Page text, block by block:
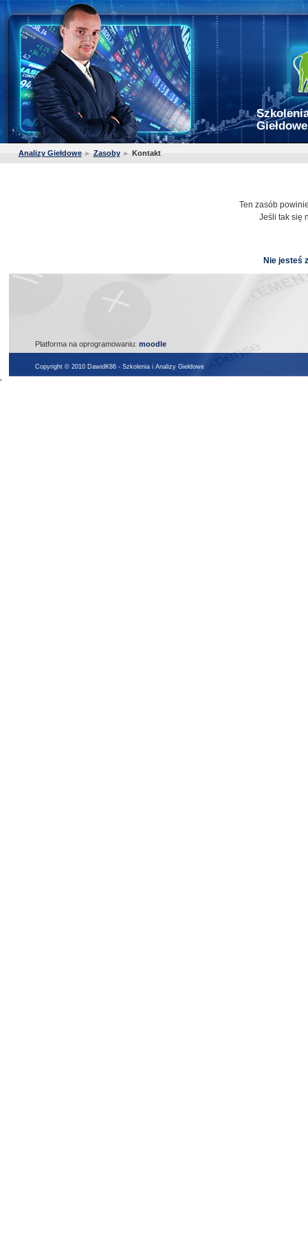
Giełdowe
Analizy Giełdowe ► Zasoby ► Kontakt
Ten zasób
Jeśli tak się
Nie jesteś
Platforma na oprogramowaniu: moodle
Copyright © 2010 DawidK86 - Szkolenia i Analizy Giełdowe
'